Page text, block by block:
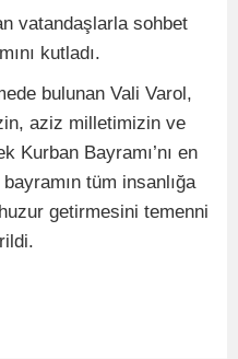
vatandaşlarla sohbet
kutladı.
bulunan Vali Varol,
aziz milletimizin ve
Kurban Bayramı’nı en
tüm insanlığa
getirmesini temenni